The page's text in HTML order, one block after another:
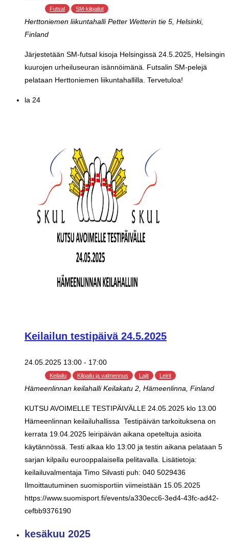
Futsal SM-kilpailut
Herttoniemen liikuntahalliPetter Wetterin tie 5, Helsinki,
Finland
Järjestetään SM-futsal kisoja Helsingissä 24.5.2025, Helsingin
kuurojen urheiluseuran isännöimänä. Futsalin SM-pelejä
pelataan Herttoniemen liikuntahallilla. Tervetuloa!
la 24
Keilailun testipäivä 24.5.2025
24.05.2025 13:00 - 17:00
Keilailu Kilpailu ja valmennus Lajit Leirit
Hämeenlinnan keilahalliKeilakatu 2, Hämeenlinna, Finland
KUTSU AVOIMELLE TESTIPÄIVÄLLE 24.05.2025 klo 13.00
Hämeenlinnan keilailuhallissa Testipäivän tarkoituksena on
kerrata 19.04.2025 leiripäivän aikana opeteltuja asioita
käytännössä. Testi alkaa klo 13:00 ja testin aikana pelataan 5
sarjan kilpailu eurooppalaisella pelitavalla. Lisätietoja:
keilailuvalmentaja Timo Silvasti puh: 040 5029436
Ilmoittautuminen suomisportiin viimeistään 15.05.2025
https://www.suomisport.fi/events/a330ecc6-3ed4-43fc-ad42-
cefbb9376190
kesäkuu 2025